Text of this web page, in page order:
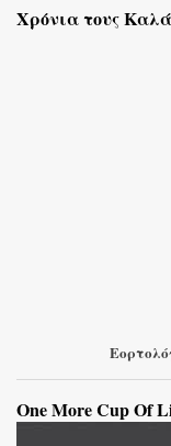
Χρόνια τους
One More Cup Of